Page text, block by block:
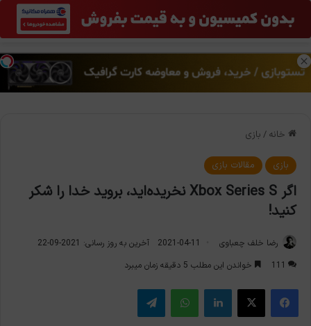
منو
خانه / بازی
بازی مقالات بازی
اگر Xbox Series S نخریده‌اید، بروید خدا را شکر
کنید!
رضا خلف چعباوی 2021-04-11
آخرین به روز رسانی: 2021-09-22
111
خواندن این مطلب 5 دقیقه زمان میبرد
فیس بوک X لینکدین واتس آپ تلگرام